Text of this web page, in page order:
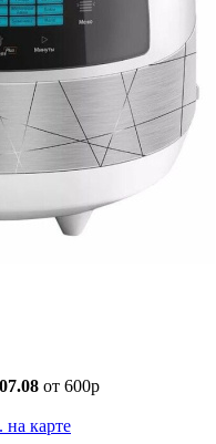
от 600р
на карте